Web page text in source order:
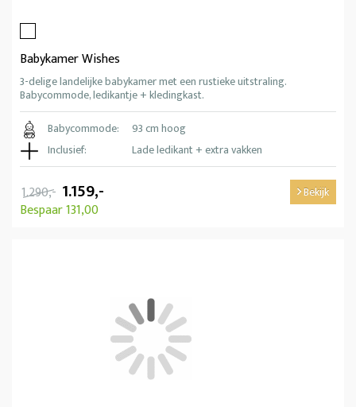
Babykamer Wishes
3-delige landelijke babykamer met een rustieke uitstraling.
Babycommode, ledikantje + kledingkast.
Babycommode:
93 cm hoog
Inclusief:
Lade ledikant + extra vakken
1.290,- 1.159,-
Bespaar 131,00
Bekijk